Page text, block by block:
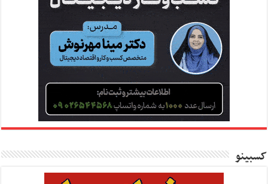
کسبینو